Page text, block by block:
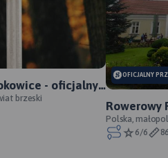
MAPA TURYSTYCZNA W
APLIKACJI TRASEO
Mapa Krakowa i okolic
przedstawia najważniejsze
rejonu, m.in. Puszczę
Podkrakowskie i Ojcowski
- oficjalny
brzeski
OFICJALNY
Rowerowy
Polska,
6/6